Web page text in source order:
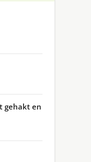
gehakt en